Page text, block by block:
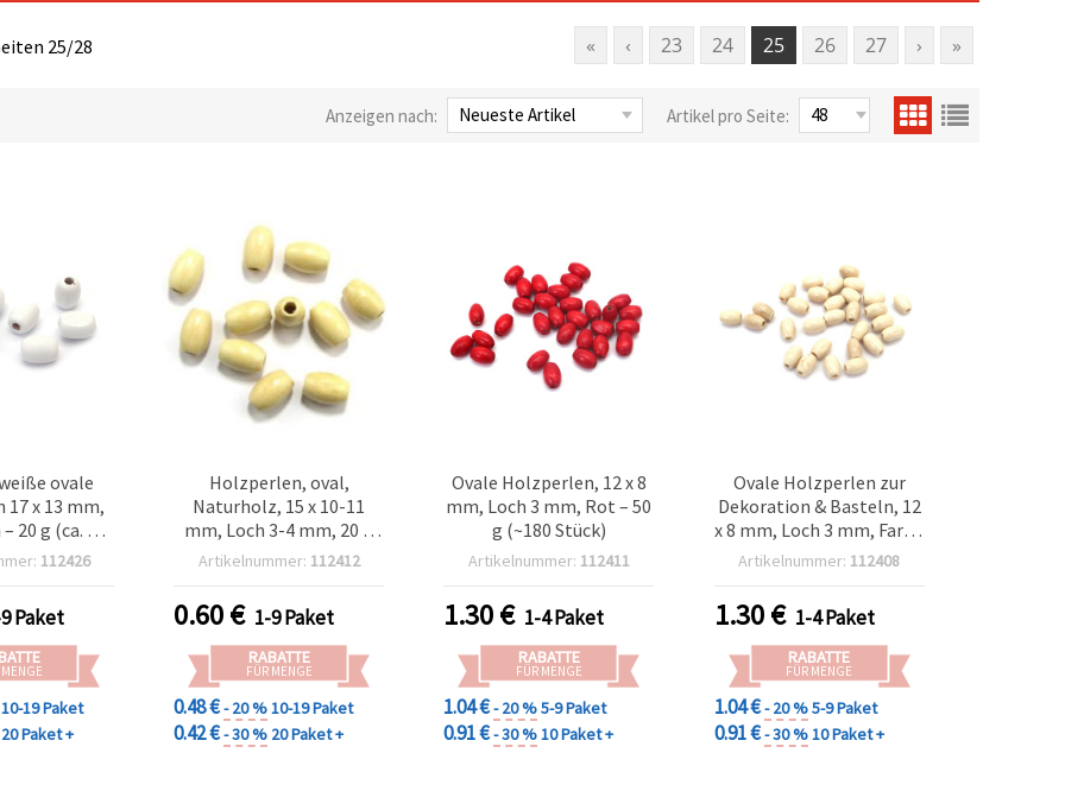
« ‹ 23 24 25 26 27 › »
25/28
Anzeigen nach: Artikel pro Seite:
ovale
x 13 mm,
20 g (ca. 25
dekorative
112426
Paket
10-19 Paket
20 Paket +
Holzperlen, oval,
Naturholz, 15 x 10-11
mm, Loch 3-4 mm, 20 g
(ca. 40 Stk.)
Artikelnummer: 112412
0.60€ 1-9 Paket
RABATTE
FÜR MENGE
0.48 €- 20 %10-19 Paket
0.42 €- 30 % 20 Paket +
Ovale Holzperlen, 12 x 8
mm, Loch 3 mm, Rot – 50
g (~180 Stück)
Artikelnummer: 112411
1.30€ 1-4 Paket
RABATTE
FÜR MENGE
1.04 €- 20 %5-9 Paket
0.91 €- 30 %10 Paket +
Ovale Holzperlen zur
Dekoration & Basteln, 12
x 8 mm, Loch 3 mm, Farbe
natur - 50 g (~200 Stück)
Artikelnummer: 112408
1.30€ 1-4 Paket
RABATTE
FÜR MENGE
1.04 €- 20 %5-9 Paket
0.91 €- 30 %10 Paket +